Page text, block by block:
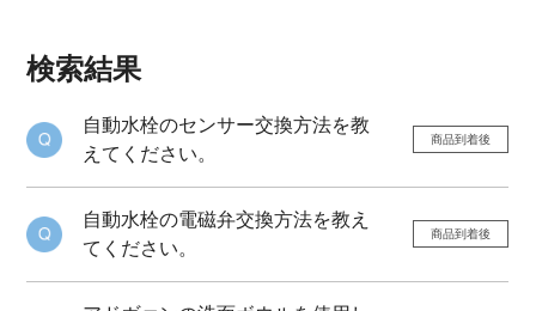
検索結果
自動水栓のセンサー交換方法を教
えてください。
商品到着後
自動水栓の電磁弁交換方法を教え
てください。
商品到着後